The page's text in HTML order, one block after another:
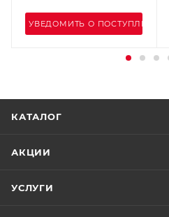
УВЕДОМИТЬ О ПОСТУПЛЕНИИ
КАТАЛОГ
АКЦИИ
УСЛУГИ